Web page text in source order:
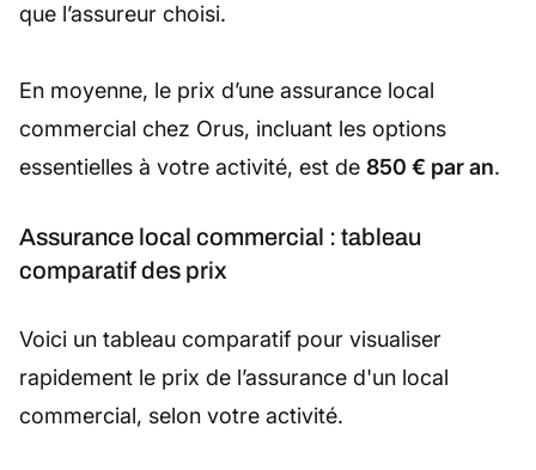
que l’assureur choisi.
En moyenne, le prix d’une assurance local
commercial chez Orus, incluant les options
essentielles à votre activité, est de 850 € par an.
Assurance local commercial : tableau
comparatif des prix
Voici un tableau comparatif pour visualiser
rapidement le prix de l’assurance d'un local
commercial, selon votre activité.